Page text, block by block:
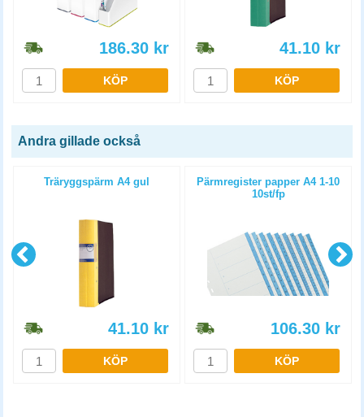
186.30 kr
KÖP
41.10 kr
KÖP
Andra gillade också
Träryggspärm A4 gul
41.10 kr
KÖP
Pärmregister papper A4 1-10
10st/fp
106.30 kr
KÖP